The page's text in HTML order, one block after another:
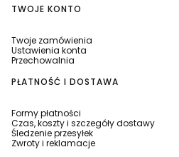
Linki w stopce
TWOJE KONTO
Twoje zamówienia
Ustawienia konta
Przechowalnia
PŁATNOŚĆ I DOSTAWA
Formy płatności
Czas, koszty i szczegóły dostawy
Śledzenie przesyłek
Zwroty i reklamacje